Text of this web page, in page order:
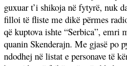
guxuar t’i shikoja në fytyrë, nuk
filloi të fliste me dikë përmes
që kuptova ishte “Serbica”, emri
quanin Skenderajn. Me gjasë po
ndodhej në listat e personave të